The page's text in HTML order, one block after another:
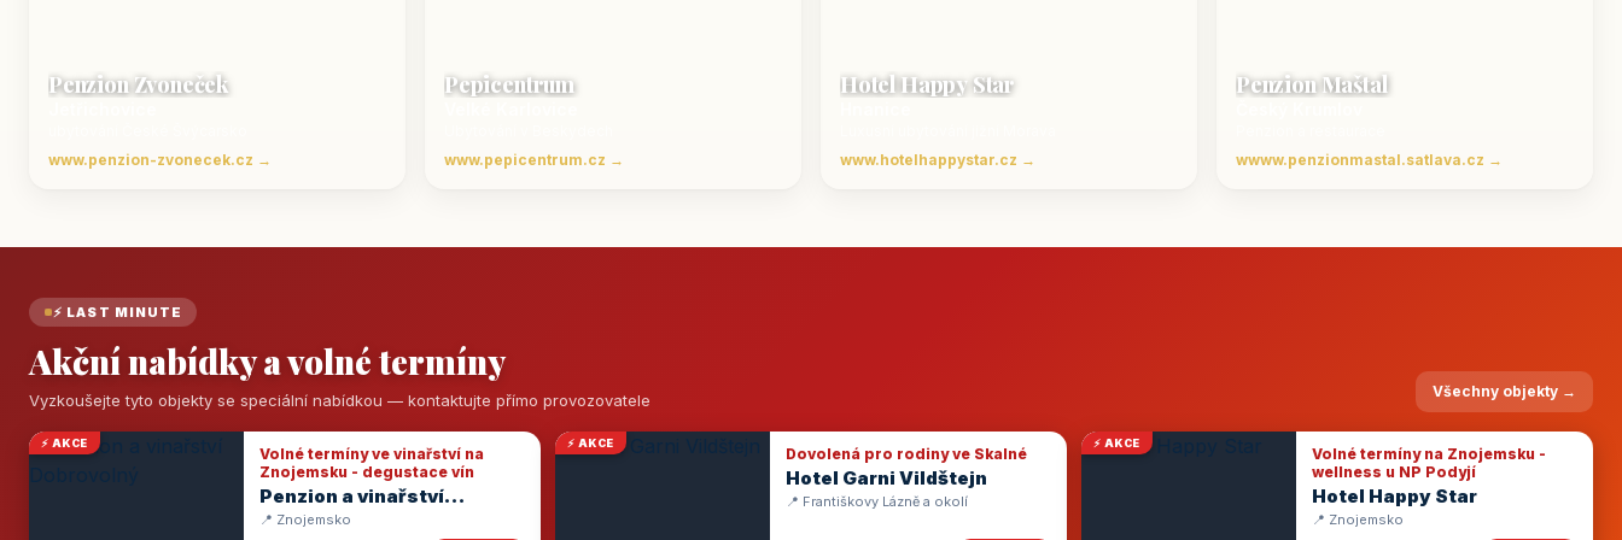
Penzion Zvoneček
www.penzion-zvonecek.cz →
Pepicentrum
www.pepicentrum.cz →
Hotel Happy Star
www.hotelhappystar.cz →
Penzion Maštal
wwww.penzionmastal.satlava.cz →
⚡ LAST MINUTE
Akční nabídky a volné termíny
Vyzkoušejte tyto objekty se speciální nabídkou — kontaktujte přímo provozovatele Všechny objekty →
⚡ AKCE
Volné termíny ve vinařství na
Znojemsku - degustace vín
Penzion a vinařství
Dobrovolný
📍 Znojemsko
⚡ AKCE
Dovolená pro rodiny ve Skalné
Hotel Garni Vildštejn
📍 Františkovy Lázně a okolí
⚡ AKCE
Volné termíny na Znojemsku -
wellness u NP Podyjí
Hotel Happy Star
📍 Znojemsko